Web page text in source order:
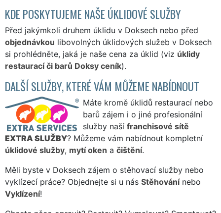
KDE POSKYTUJEME NAŠE ÚKLIDOVÉ SLUŽBY
Před jakýmkoli druhem úklidu v Doksech nebo před
objednávkou libovolných úklidových služeb v Doksech
si prohlédněte, jaká je naše cena za úklid (viz úklidy
restaurací či barů Doksy ceník).
DALŠÍ SLUŽBY, KTERÉ VÁM MŮŽEME NABÍDNOUT
Máte kromě úklidů restaurací nebo
barů zájem i o jiné profesionální
služby naší franchisové sítě
EXTRA SLUŽBY? Můžeme vám nabídnout kompletní
úklidové služby, mytí oken a čištění.
Měli byste v Doksech zájem o stěhovací služby nebo
vyklízecí práce? Objednejte si u nás Stěhovánínebo
Vyklízení!